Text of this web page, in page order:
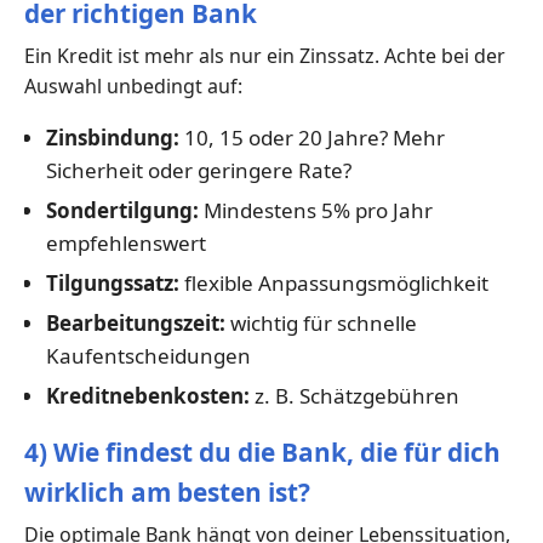
der richtigen Bank
Ein Kredit ist mehr als nur ein Zinssatz. Achte bei der
Auswahl unbedingt auf:
Zinsbindung: 10, 15 oder 20 Jahre? Mehr
Sicherheit oder geringere Rate?
Sondertilgung: Mindestens 5% pro Jahr
empfehlenswert
Tilgungssatz: flexible Anpassungsmöglichkeit
Bearbeitungszeit: wichtig für schnelle
Kaufentscheidungen
Kreditnebenkosten: z. B. Schätzgebühren
4) Wie findest du die Bank, die für dich
wirklich am besten ist?
Die optimale Bank hängt von deiner Lebenssituation,